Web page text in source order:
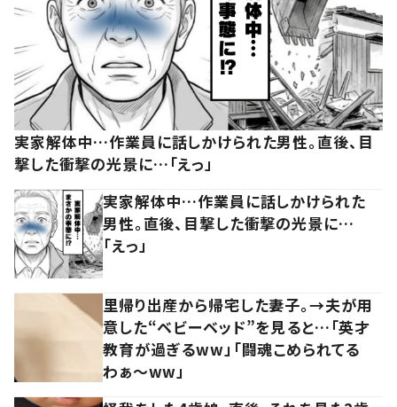
実家解体中…作業員に話しかけられた男性。直後、目
撃した衝撃の光景に…「えっ」
実家解体中…作業員に話しかけられた
男性。直後、目撃した衝撃の光景に…
「えっ」
里帰り出産から帰宅した妻子。→夫が用
意した“ベビーベッド”を見ると…「英才
教育が過ぎるww」「闘魂こめられてる
わぁ～ww」